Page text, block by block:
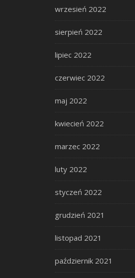
wrzesień 2022
sierpień 2022
lipiec 2022
czerwiec 2022
maj 2022
kwiecień 2022
marzec 2022
luty 2022
styczeń 2022
grudzień 2021
listopad 2021
październik 2021